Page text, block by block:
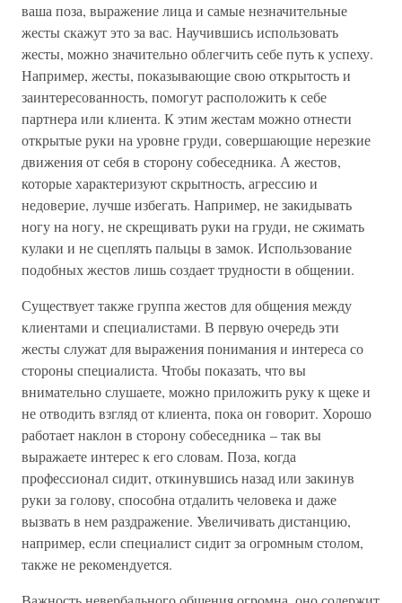
ваша поза, выражение лица и самые незначительные
жесты скажут это за вас. Научившись использовать
жесты, можно значительно облегчить себе путь к успеху.
Например, жесты, показывающие свою открытость и
заинтересованность, помогут расположить к себе
партнера или клиента. К этим жестам можно отнести
открытые руки на уровне груди, совершающие нерезкие
движения от себя в сторону собеседника. А жестов,
которые характеризуют скрытность, агрессию и
недоверие, лучше избегать. Например, не закидывать
ногу на ногу, не скрещивать руки на груди, не сжимать
кулаки и не сцеплять пальцы в замок. Использование
подобных жестов лишь создает трудности в общении.
Существует также группа жестов для общения между
клиентами и специалистами. В первую очередь эти
жесты служат для выражения понимания и интереса со
стороны специалиста. Чтобы показать, что вы
внимательно слушаете, можно приложить руку к щеке и
не отводить взгляд от клиента, пока он говорит. Хорошо
работает наклон в сторону собеседника – так вы
выражаете интерес к его словам. Поза, когда
профессионал сидит, откинувшись назад или закинув
руки за голову, способна отдалить человека и даже
вызвать в нем раздражение. Увеличивать дистанцию,
например, если специалист сидит за огромным столом,
также не рекомендуется.